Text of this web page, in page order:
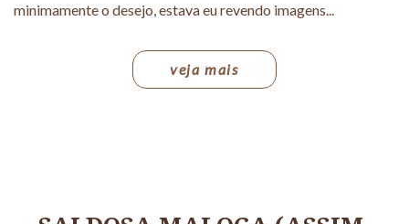
minimamente o desejo, estava eu revendo imagens...
veja mais